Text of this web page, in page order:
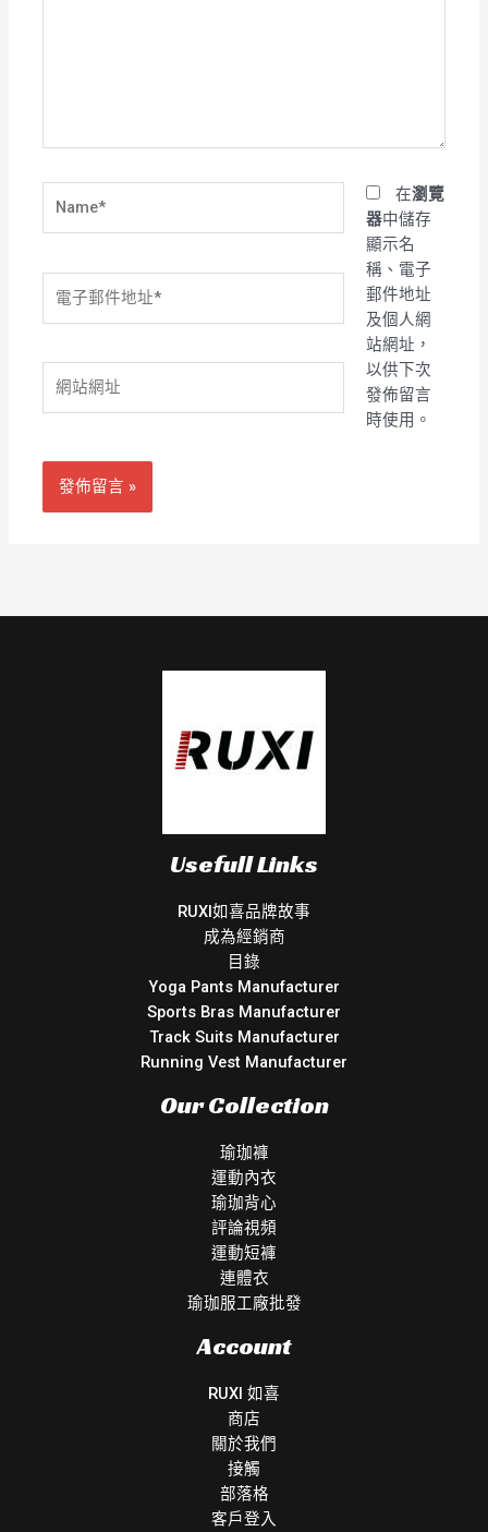
子
件
地
址
站
在瀏覽
器中儲存
顯示名
稱、電子
郵件地址
及個人網
站網址，
以供下次
發佈留言
時使用。
Usefull Links
RUXI如喜品牌故事
成為經銷商
目錄
Yoga Pants Manufacturer
Sports Bras Manufacturer
Track Suits Manufacturer
Running Vest Manufacturer
Our Collection
瑜珈褲
運動內衣
瑜珈背心
評論視頻
運動短褲
連體衣
瑜珈服工廠批發
Account
RUXI 如喜
商店
關於我們
接觸
部落格
客戶登入